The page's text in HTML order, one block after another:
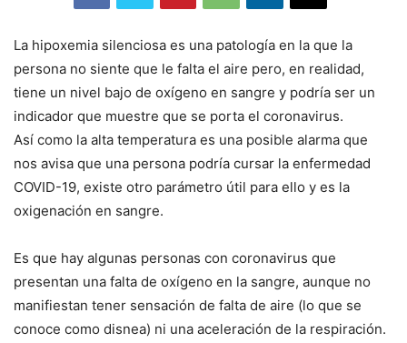
La hipoxemia silenciosa es una patología en la que la
persona no siente que le falta el aire pero, en realidad,
tiene un nivel bajo de oxígeno en sangre y podría ser un
indicador que muestre que se porta el coronavirus.
Así como la alta temperatura es una posible alarma que
nos avisa que una persona podría cursar la enfermedad
COVID-19, existe otro parámetro útil para ello y es la
oxigenación en sangre.
Es que hay algunas personas con coronavirus que
presentan una falta de oxígeno en la sangre, aunque no
manifiestan tener sensación de falta de aire (lo que se
conoce como disnea) ni una aceleración de la respiración.